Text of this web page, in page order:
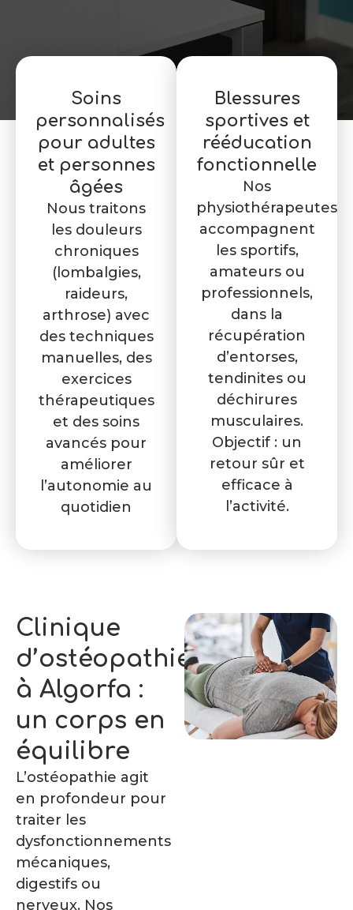
Soins
personnalisés
pour adultes
et personnes
âgées
Nous traitons
les douleurs
chroniques
(lombalgies,
raideurs,
arthrose) avec
des techniques
manuelles, des
exercices
thérapeutiques
et des soins
avancés pour
améliorer
l’autonomie au
quotidien
Blessures
sportives et
rééducation
fonctionnelle
Nos
physiothérapeutes
accompagnent
les sportifs,
amateurs ou
professionnels,
dans la
récupération
d’entorses,
tendinites ou
déchirures
musculaires.
Objectif : un
retour sûr et
efficace à
l’activité.
Clinique
d’ostéopathie
à Algorfa :
un corps en
équilibre
L’ostéopathie agit
en profondeur pour
traiter les
dysfonctionnements
mécaniques,
digestifs ou
nerveux. Nos